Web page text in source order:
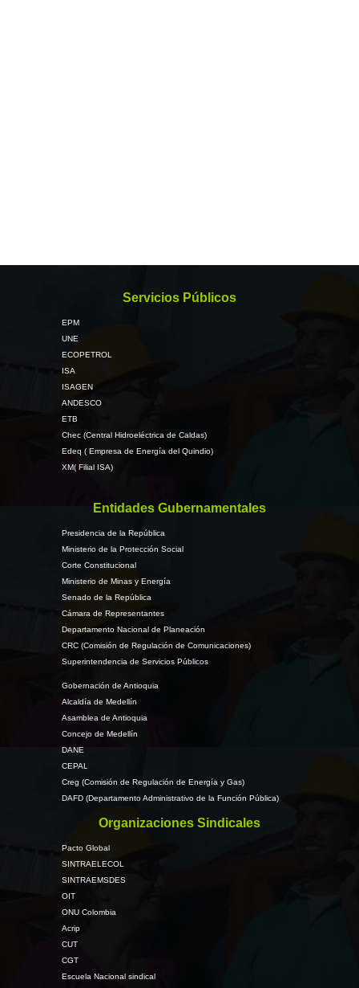
Servicios Públicos
EPM
UNE
ECOPETROL
ISA
ISAGEN
ANDESCO
ETB
Chec (Central Hidroeléctrica de Caldas)
Edeq ( Empresa de Energía del Quindio)
XM( Filial ISA)
Entidades Gubernamentales
Presidencia de la República
Ministerio de la Protección Social
Corte Constitucional
Ministerio de Minas y Energía
Senado de la República
Cámara de Representantes
Departamento Nacional de Planeación
CRC (Comisión de Regulación de Comunicaciones)
Superintendencia de Servicios Públicos
Gobernación de Antioquia
Alcaldía de Medellín
Asamblea de Antioquia
Concejo de Medellín
DANE
CEPAL
Creg (Comisión de Regulación de Energía y Gas)
DAFD (Departamento Administrativo de la Función Pública)
Organizaciones Sindicales
Pacto Global
SINTRAELECOL
SINTRAEMSDES
OIT
ONU Colombia
Acrip
CUT
CGT
Escuela Nacional sindical